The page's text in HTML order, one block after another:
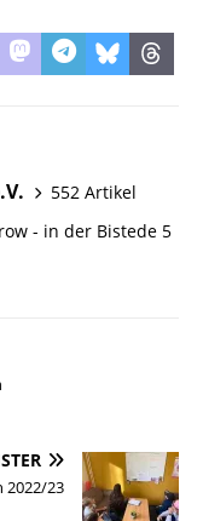
552 Artikel
- in der Bistede 5
2022/23